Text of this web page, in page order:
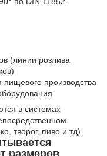
(линии розлива
пищевого производства
в системах
творог, пиво и тд).